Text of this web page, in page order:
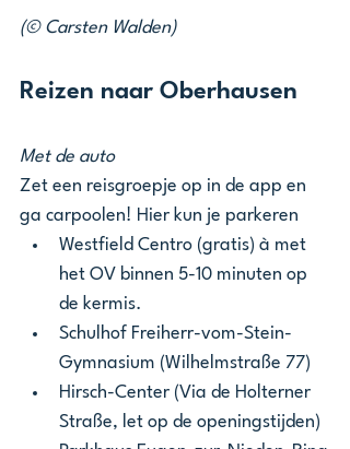
(© Carsten Walden)
Reizen naar Oberhausen
Met de auto
Zet een reisgroepje op in de app en
ga carpoolen! Hier kun je parkeren
Westfield Centro (gratis) à met
het OV binnen 5-10 minuten op
de kermis.
Schulhof Freiherr-vom-Stein-
Gymnasium (Wilhelmstraße 77)
Hirsch-Center (Via de Holterner
Straße, let op de openingstijden)